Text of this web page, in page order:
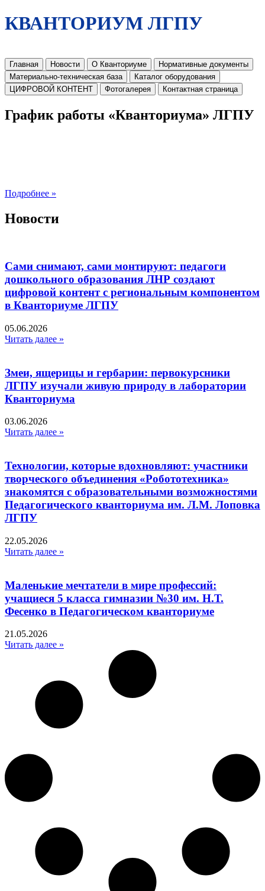
КВАНТОРИУМ ЛГПУ
Главная Новости О Кванториуме
Нормативные документы
Материально-техническая база
Каталог оборудования
ЦИФРОВОЙ КОНТЕНТ
Фотогалерея Контактная страница
График работы «Кванториума» ЛГПУ
Подробнее »
Новости
Сами снимают, сами монтируют: педагоги
дошкольного образования ЛНР создают
цифровой контент с региональным компонентом
в Кванториуме ЛГПУ​
05.06.2026
Читать далее »
Змеи, ящерицы и гербарии: первокурсники
ЛГПУ изучали живую природу в лаборатории
Кванториума
03.06.2026
Читать далее »
Технологии, которые вдохновляют: участники
творческого объединения «Робототехника»
знакомятся с образовательными возможностями
Педагогического кванториума им. Л.М. Лоповка
ЛГПУ
22.05.2026
Читать далее »
Маленькие мечтатели в мире профессий:
учащиеся 5 класса гимназии №30 им. Н.Т.
Фесенко в Педагогическом кванториуме
21.05.2026
Читать далее »